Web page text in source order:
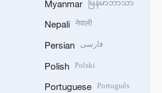
Myanmar
Nepali नेपाली
Persian فارسی
Polish Polski
Portuguese Português